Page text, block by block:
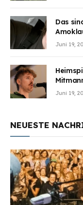
Das
Juni 19,
Juni 19,
NEUESTE